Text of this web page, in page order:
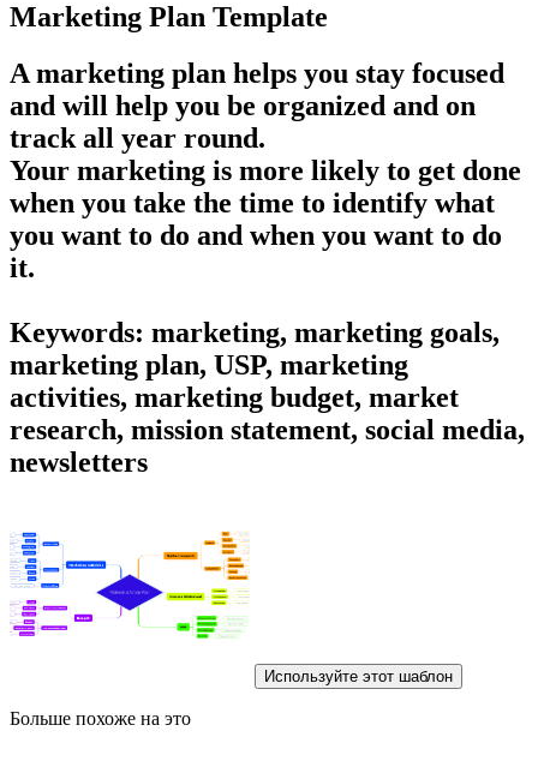
Marketing Plan Template
Amarketing plan helps you stay focused
and will help you be organized and on
track all year round.
Your marketing is more likely to get done
when you take the time to identify what
you want to do and when you want to do
it.
Keywords: marketing, marketing goals,
marketing plan, USP, marketing
activities, marketing budget, market
research, mission statement, social media,
newsletters
Используйте этот шаблон
Больше похоже на это